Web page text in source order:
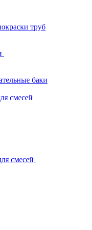
труб
баки
смесей
смесей